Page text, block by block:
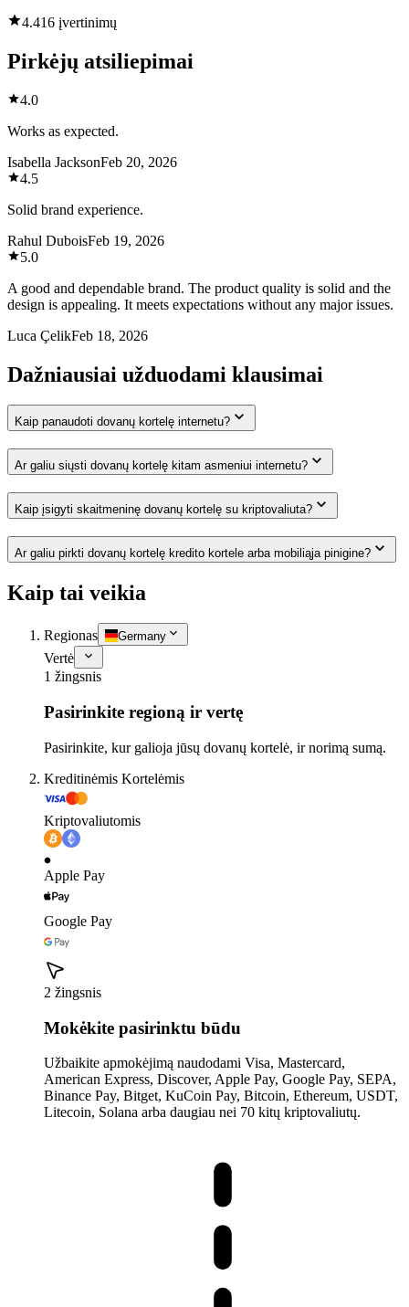
4.416 įvertinimų
Pirkėjų atsiliepimai
4.0
Works as expected.
Isabella JacksonFeb 20, 2026
4.5
Solid brand experience.
Rahul DuboisFeb 19, 2026
5.0
A good and dependable brand. The product quality is solid and the
design is appealing. It meets expectations without any major issues.
Luca ÇelikFeb 18, 2026
Dažniausiai užduodami klausimai
Kaip panaudoti dovanų kortelę internetu?
Ar galiu siųsti dovanų kortelę kitam asmeniui internetu?
Kaip įsigyti skaitmeninę dovanų kortelę su kriptovaliuta?
Ar galiu pirkti dovanų kortelę kredito kortele arba mobiliąja pinigine?
Kaip tai veikia
Regionas Germany
Vertė
1 žingsnis
Pasirinkite regioną ir vertę
Pasirinkite, kur galioja jūsų dovanų kortelė, ir norimą sumą.
Kreditinėmis Kortelėmis
Kriptovaliutomis
Apple Pay
Google Pay
2 žingsnis
Mokėkite pasirinktu būdu
Užbaikite apmokėjimą naudodami Visa, Mastercard,
American Express, Discover, Apple Pay, Google Pay, SEPA,
Binance Pay, Bitget, KuCoin Pay, Bitcoin, Ethereum, USDT,
Litecoin, Solana arba daugiau nei 70 kitų kriptovaliutų.